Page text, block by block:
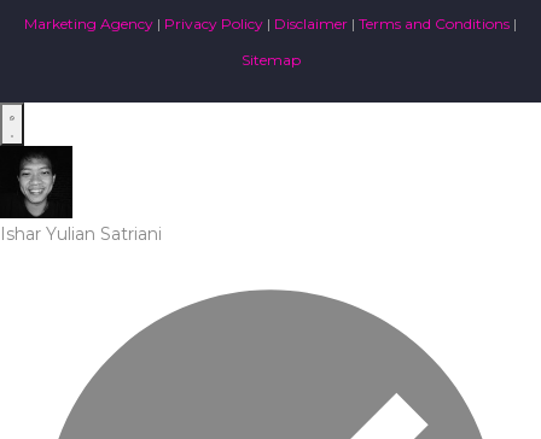
Marketing Agency | Privacy Policy | Disclaimer | Terms and Conditions |
Sitemap
Ishar Yulian Satriani